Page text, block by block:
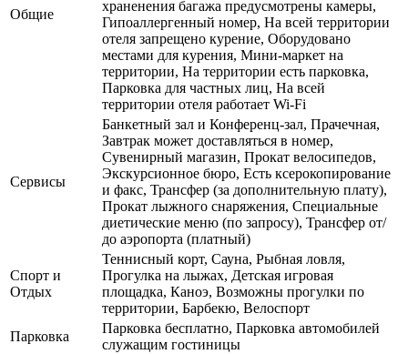
Общие
храненения багажа предусмотрены камеры,
Гипоаллергенный номер, На всей территории
отеля запрещено курение, Оборудовано
местами для курения, Мини-маркет на
территории, На территории есть парковка,
Парковка для частных лиц, На всей
территории отеля работает Wi-Fi
Сервисы
Банкетный зал и Конференц-зал, Прачечная,
Завтрак может доставляться в номер,
Сувенирный магазин, Прокат велосипедов,
Экскурсионное бюро, Есть ксерокопирование
и факс, Трансфер (за дополнительную плату),
Прокат лыжного снаряжения, Специальные
диетические меню (по запросу), Трансфер от/
до аэропорта (платный)
Спорт и
Отдых
Теннисный корт, Сауна, Рыбная ловля,
Прогулка на лыжах, Детская игровая
площадка, Каноэ, Возможны прогулки по
территории, Барбекю, Велоспорт
Парковка
Парковка бесплатно, Парковка автомобилей
служащим гостиницы